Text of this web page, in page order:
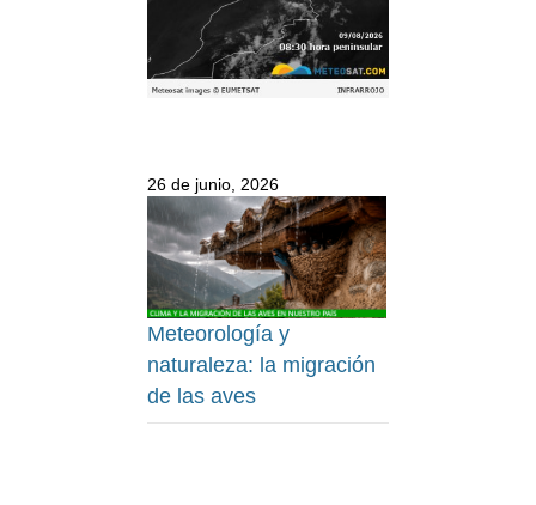
26 de junio, 2026
Meteorología y
naturaleza: la migración
de las aves